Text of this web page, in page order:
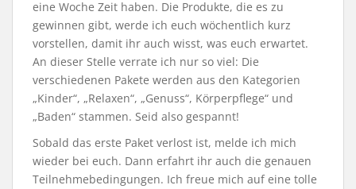
eine Woche Zeit haben. Die Produkte, die es zu
gewinnen gibt, werde ich euch wöchentlich kurz
vorstellen, damit ihr auch wisst, was euch erwartet.
An dieser Stelle verrate ich nur so viel: Die
verschiedenen Pakete werden aus den Kategorien
„Kinder“, „Relaxen“, „Genuss“, Körperpflege“ und
„Baden“ stammen. Seid also gespannt!
Sobald das erste Paket verlost ist, melde ich mich
wieder bei euch. Dann erfahrt ihr auch die genauen
Teilnehmebedingungen. Ich freue mich auf eine tolle